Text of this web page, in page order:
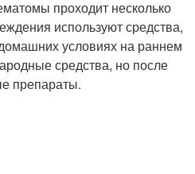
проходит несколько
используют средства,
условиях на раннем
средства, но после
препараты.